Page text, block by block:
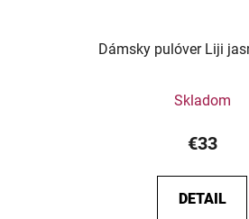
Dámsky pulóver Liji
Skladom
€33
DETAIL